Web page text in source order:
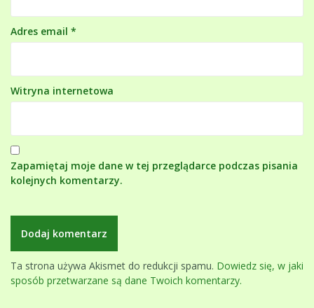
Adres email *
Witryna internetowa
Zapamiętaj moje dane w tej przeglądarce podczas pisania
kolejnych komentarzy.
Ta strona używa Akismet do redukcji spamu. Dowiedz się, w jaki
sposób przetwarzane są dane Twoich komentarzy.